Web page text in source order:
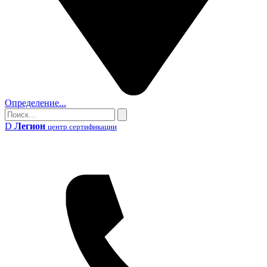
Определение...
Поиск
Поиск
D Легион центр сертификации